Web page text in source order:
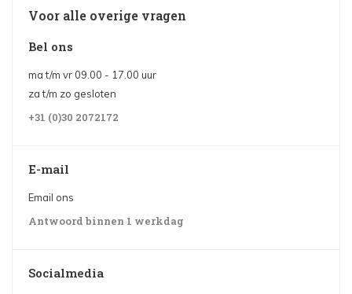
Voor alle overige vragen
Bel ons
ma t/m vr 09.00 - 17.00 uur
za t/m zo gesloten
+31 (0)30 2072172
E-mail
Email ons
Antwoord binnen 1 werkdag
Socialmedia